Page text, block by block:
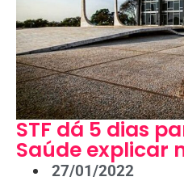
STF dá 5 dias
Saúde explicar
27/01/2022